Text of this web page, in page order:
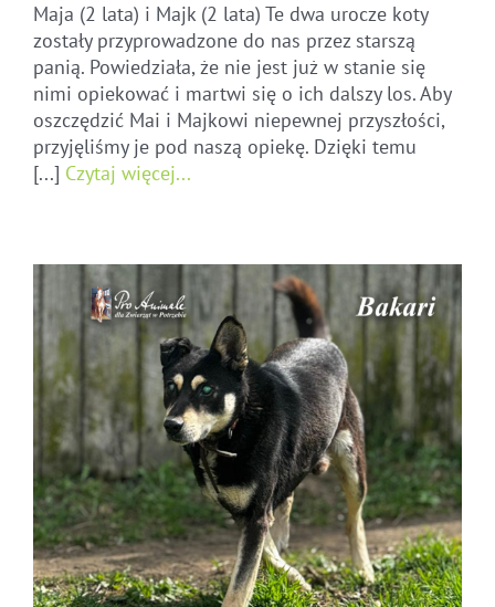
Maja (2 lata) i Majk (2 lata) Te dwa urocze koty
zostały przyprowadzone do nas przez starszą
panią. Powiedziała, że nie jest już w stanie się
nimi opiekować i martwi się o ich dalszy los. Aby
oszczędzić Mai i Majkowi niepewnej przyszłości,
przyjęliśmy je pod naszą opiekę. Dzięki temu
[...] Czytaj więcej...